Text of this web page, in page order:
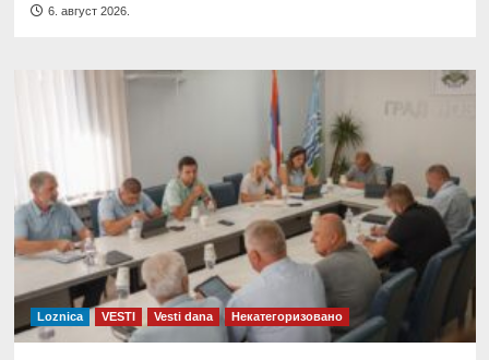
6. август 2026.
Loznica VESTI Vesti dana Некатегоризовано